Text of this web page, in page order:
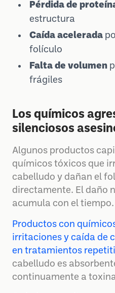
Pérdida de
estructura
Caída acelerada
folículo
Falta de volumen
frágiles
Los químicos
silenciosos
Algunos productos
químicos tóxicos que
cabelludo y dañan el
directamente. El daño
acumula con el tiempo.
Productos con
irritaciones y caída de
en tratamientos
cabelludo es
continuamente a